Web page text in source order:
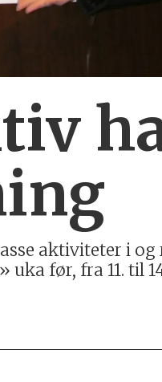
aktiviteter i
før, fra 11. til